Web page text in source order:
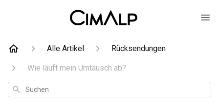
Alle Artikel Rücksendungen
Wie läuft mein Umtausch ab?
Suchen